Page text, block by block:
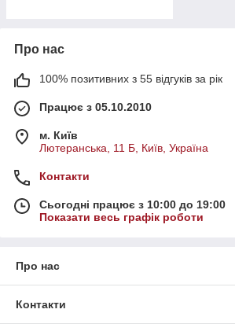
Про нас
100% позитивних з 55 відгуків за рік
Працює з 05.10.2010
м. Київ
Лютеранська, 11 Б, Київ, Україна
Контакти
Сьогодні працює з 10:00 до 19:00
Показати весь графік роботи
Про нас
Контакти